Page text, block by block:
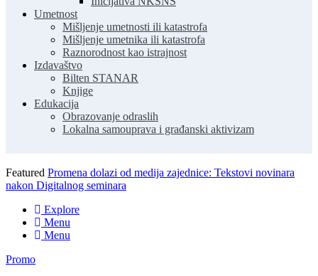
Umetnost
Mišljenje umetnosti ili katastrofa
Mišljenje umetnika ili katastrofa
Raznorodnost kao istrajnost
Izdavaštvo
Bilten STANAR
Knjige
Edukacija
Obrazovanje odraslih
Lokalna samouprava i građanski aktivizam
Featured Promena dolazi od medija zajednice: Tekstovi novinara
nakon Digitalnog seminara
Explore
Menu
Menu
Promo